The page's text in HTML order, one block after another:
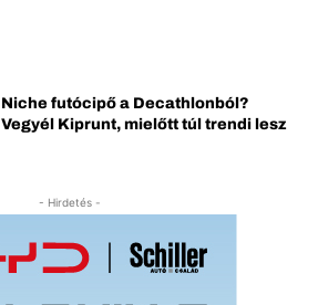
Niche futócipő a Decathlonból?
Vegyél Kiprunt, mielőtt túl trendi lesz
- Hirdetés -